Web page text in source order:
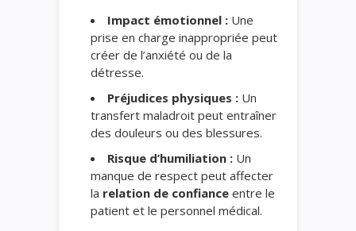
Impact émotionnel : Une
prise en charge inappropriée peut
créer de l’anxiété ou de la
détresse.
Préjudices physiques : Un
transfert maladroit peut entraîner
des douleurs ou des blessures.
Risque d’humiliation : Un
manque de respect peut affecter
la relation de confiance entre le
patient et le personnel médical.